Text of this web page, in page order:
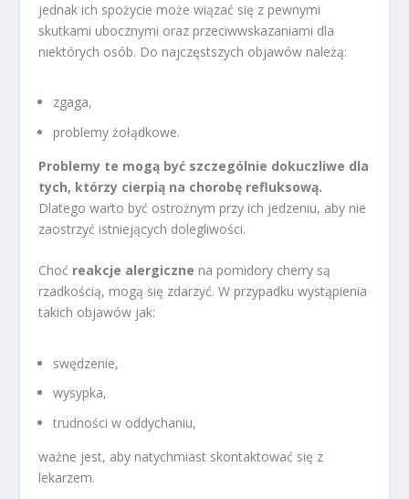
jednak ich spożycie może wiązać się z pewnymi
skutkami ubocznymi oraz przeciwwskazaniami dla
niektórych osób. Do najczęstszych objawów należą:
zgaga,
problemy żołądkowe.
Problemy te mogą być szczególnie dokuczliwe dla
tych, którzy cierpią na chorobę refluksową.
Dlatego warto być ostrożnym przy ich jedzeniu, aby nie
zaostrzyć istniejących dolegliwości.
Choć reakcje alergiczne na pomidory cherry są
rzadkością, mogą się zdarzyć. W przypadku wystąpienia
takich objawów jak:
swędzenie,
wysypka,
trudności w oddychaniu,
ważne jest, aby natychmiast skontaktować się z
lekarzem.